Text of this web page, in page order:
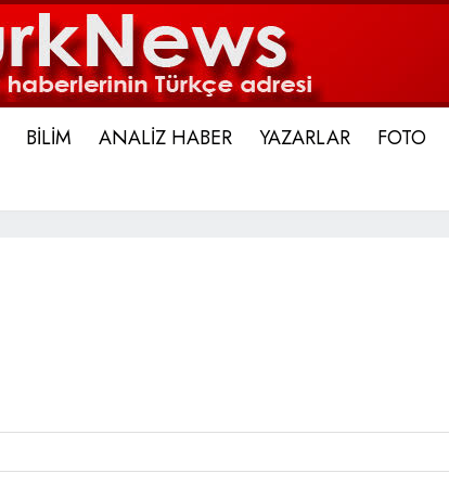
BİLİM ANALİZ HABER YAZARLAR FOTO